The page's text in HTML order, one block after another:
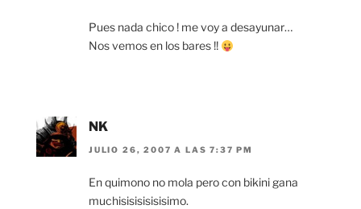
Pues nada chico ! me voy a desayunar…
Nos vemos en los bares !!
NK
JULIO 26, 2007 A LAS 7:37 PM
En quimono no mola pero con bikini gana
muchisisisisisisimo.